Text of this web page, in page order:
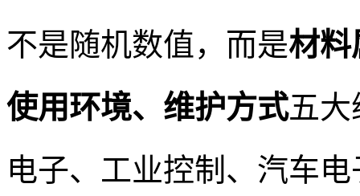
不是随机数值，而是材料
使用环境、维护方式五大
电子、工业控制、汽车